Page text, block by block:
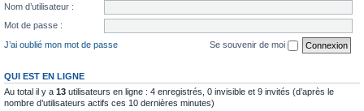
Nom d’utilisateur :
Mot de passe :
J’ai oublié mon mot de passe
Se souvenir de moi
QUI EST EN LIGNE
Au total il y a 13 utilisateurs en ligne : 4 enregistrés, 0 invisible et 9 invités (d’après le
nombre d’utilisateurs actifs ces 10 dernières minutes)